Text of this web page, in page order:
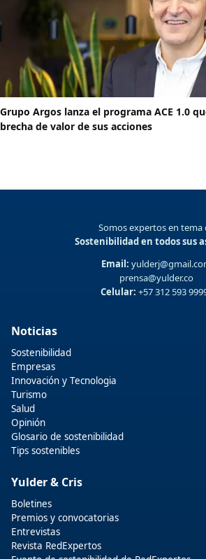
Grupo Argos lanza el programa ACE 1.0
brecha de valor de sus acciones
Somos expertos en tema
Sostenibilidad en todos sus
Email:
prensa@yulder.co
Celular: +57 312 593
Noticias
Sostenibilidad
Empresas
Innovación y Tecnologia
Turismo
Salud
Opinión
Glosario de sostenibilidad
Tips sostenibles
Yulder & Cris
Boletines
Premios y convocatorias
Entrevistas
Revista RedExpertos